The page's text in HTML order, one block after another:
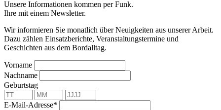
Unsere Informationen kommen per Funk.
Ihre mit einem Newsletter.
Wir informieren Sie monatlich über Neuigkeiten aus unserer Arbeit.
Dazu zählen Einsatzberichte, Veranstaltungstermine und
Geschichten aus dem Bordalltag.
Vorname
Nachname
Geburtstag
E-Mail-Adresse*